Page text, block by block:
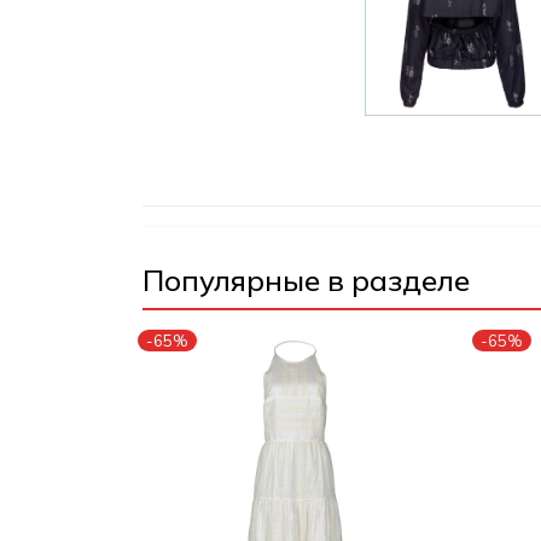
Популярные в разделе
-65% -65%